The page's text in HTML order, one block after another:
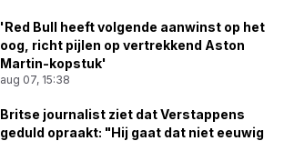
'Red Bull heeft volgende aanwinst op het
oog, richt pijlen op vertrekkend Aston
Martin-kopstuk'
aug 07, 15:38
Britse journalist ziet dat Verstappens
geduld opraakt: "Hij gaat dat niet eeuwig